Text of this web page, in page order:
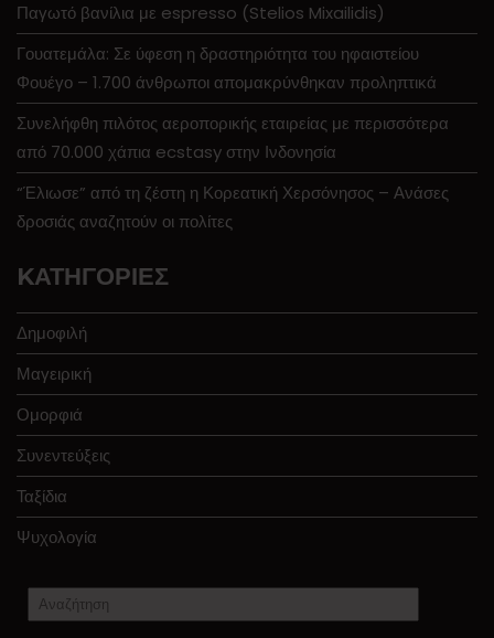
Παγωτό βανίλια με espresso (Stelios Mixailidis)
Γουατεμάλα: Σε ύφεση η δραστηριότητα του ηφαιστείου
Φουέγο – 1.700 άνθρωποι απομακρύνθηκαν προληπτικά
Συνελήφθη πιλότος αεροπορικής εταιρείας με περισσότερα
από 70.000 χάπια ecstasy στην Ινδονησία
“Έλιωσε” από τη ζέστη η Κορεατική Χερσόνησος – Ανάσες
δροσιάς αναζητούν οι πολίτες
KΑΤΗΓΟΡΊΕΣ
Δημοφιλή
Μαγειρική
Ομορφιά
Συνεντεύξεις
Ταξίδια
Ψυχολογία